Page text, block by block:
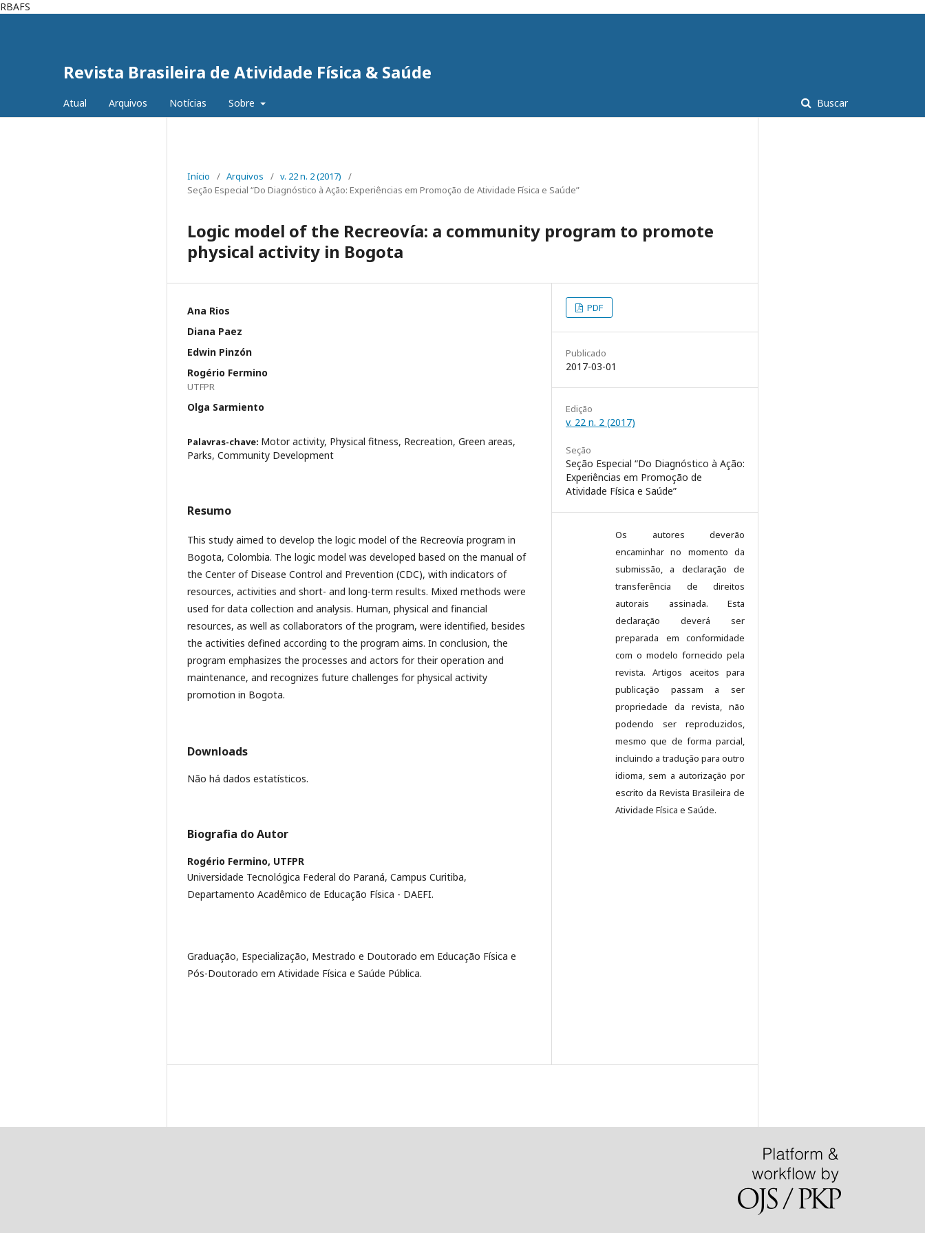
RBAFS
Revista Brasileira de Atividade Física & Saúde
Atual Arquivos Notícias Sobre Buscar
Início / Arquivos / v. 22 n. 2 (2017)
/
Seção Especial “Do Diagnóstico à Ação: Experiências em Promoção de Atividade Física e Saúde”
Logic model of the Recreovía: a community program to promote
physical activity in Bogota
Ana Rios
Diana Paez
Edwin Pinzón
Rogério Fermino
UTFPR
Olga Sarmiento
Palavras-chave: Motor activity, Physical fitness, Recreation, Green areas,
Parks, Community Development
Resumo
This study aimed to develop the logic model of the Recreovía program in
Bogota, Colombia. The logic model was developed based on the manual of
the Center of Disease Control and Prevention (CDC), with indicators of
resources, activities and short- and long-term results. Mixed methods were
used for data collection and analysis. Human, physical and financial
resources, as well as collaborators of the program, were identified, besides
the activities defined according to the program aims. In conclusion, the
program emphasizes the processes and actors for their operation and
maintenance, and recognizes future challenges for physical activity
promotion in Bogota.
Downloads
Não há dados estatísticos.
Biografia do Autor
Rogério Fermino, UTFPR
Universidade Tecnológica Federal do Paraná, Campus Curitiba,
Departamento Acadêmico de Educação Física - DAEFI.
Graduação, Especialização, Mestrado e Doutorado em Educação Física e
Pós-Doutorado em Atividade Física e Saúde Pública.
PDF
Publicado
2017-03-01
Edição
v. 22 n. 2 (2017)
Seção
Seção Especial “Do Diagnóstico à Ação:
Experiências em Promoção de
Atividade Física e Saúde”
Os autores deverão
encaminhar no momento da
submissão, a declaração de
transferência de direitos
autorais assinada. Esta
declaração deverá ser
preparada em conformidade
com o modelo fornecido pela
revista. Artigos aceitos para
publicação passam a ser
propriedade da revista, não
podendo ser reproduzidos,
mesmo que de forma parcial,
incluindo a tradução para outro
idioma, sem a autorização por
escrito da Revista Brasileira de
Atividade Física e Saúde.